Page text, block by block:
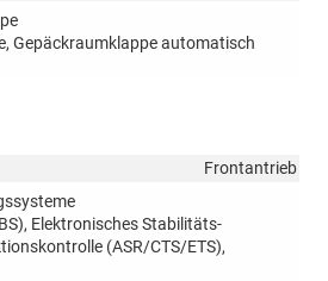
Gepäckraumklappe automatisch
Frontantrieb
Elektronisches Stabilitäts-
(ASR/CTS/ETS),